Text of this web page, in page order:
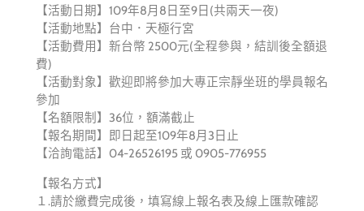
【活動日期】109年8月8日至9日(共兩天一夜)
【活動地點】台中．天極行宮
【活動費用】新台幣 2500元(全程參與，結訓後全額退
費)
【活動對象】歡迎即將參加大專正宗靜坐班的學員報名
參加
【名額限制】36位，額滿截止
【報名期間】即日起至109年8月3日止
【洽詢電話】04-26526195 或 0905-776955
【報名方式】
１.請於繳費完成後，填寫線上報名表及線上匯款確認